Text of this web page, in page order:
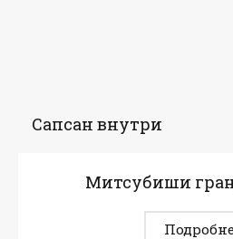
Сапсан внутри
Митсубиши